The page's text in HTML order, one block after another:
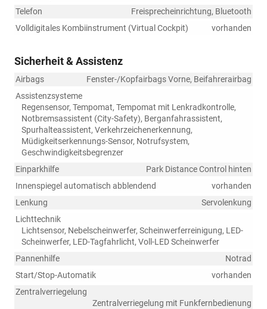
Telefon
Freisprecheinrichtung, Bluetooth
Volldigitales Kombiinstrument (Virtual Cockpit)
vorhanden
Sicherheit & Assistenz
Airbags
Fenster-/Kopfairbags Vorne, Beifahrerairbag
Assistenzsysteme
Regensensor, Tempomat, Tempomat mit Lenkradkontrolle,
Notbremsassistent (City-Safety), Berganfahrassistent,
Spurhalteassistent, Verkehrzeichenerkennung,
Müdigkeitserkennungs-Sensor, Notrufsystem,
Geschwindigkeitsbegrenzer
Einparkhilfe
Park Distance Control hinten
Innenspiegel automatisch abblendend
vorhanden
Lenkung
Servolenkung
Lichttechnik
Lichtsensor, Nebelscheinwerfer, Scheinwerferreinigung, LED-
Scheinwerfer, LED-Tagfahrlicht, Voll-LED Scheinwerfer
Pannenhilfe
Notrad
Start/Stop-Automatik
vorhanden
Zentralverriegelung
Zentralverriegelung mit Funkfernbedienung